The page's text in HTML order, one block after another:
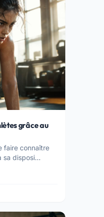
grâce au
faire connaître
sa disposi...